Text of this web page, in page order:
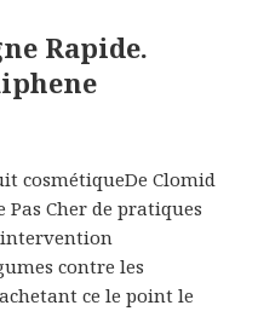
Rapide.
cosmétiqueDe Clomid
Pas Cher de pratiques
contre les
ce le point le